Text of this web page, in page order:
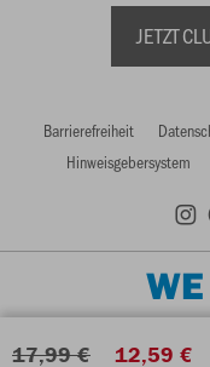
17,99 € 12,59 €
JETZT
Barrierefreiheit
Hinweisgebersystem